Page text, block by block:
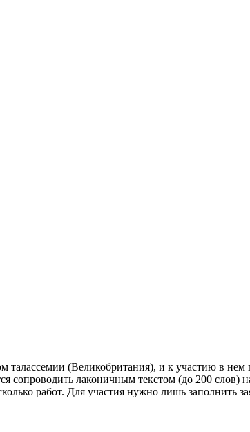
(Великобритания), и к участию в
сопроводить лаконичным текстом (до 200 слов)
работ. Для участия нужно лишь заполнить